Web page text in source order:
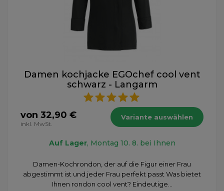
Damen kochjacke EGOchef cool vent
schwarz - Langarm
von 32,90 €
inkl. MwSt.
Variante auswählen
Auf Lager, Montag 10. 8. bei Ihnen
Damen-Kochrondon, der auf die Figur einer Frau
abgestimmt ist und jeder Frau perfekt passt Was bietet
Ihnen rondon cool vent? Eindeutige...